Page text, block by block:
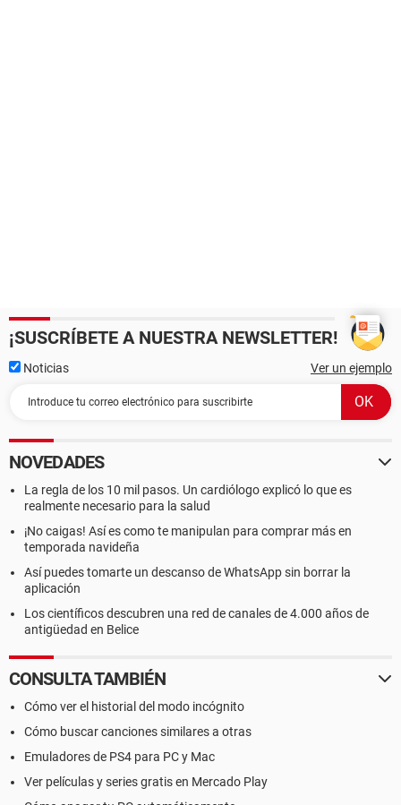
¡SUSCRÍBETE A NUESTRA NEWSLETTER!
Noticias Ver un ejemplo
NOVEDADES
La regla de los 10 mil pasos. Un cardiólogo explicó lo que es
realmente necesario para la salud
¡No caigas! Así es como te manipulan para comprar más en
temporada navideña
Así puedes tomarte un descanso de WhatsApp sin borrar la
aplicación
Los científicos descubren una red de canales de 4.000 años de
antigüedad en Belice
CONSULTA TAMBIÉN
Cómo ver el historial del modo incógnito
Cómo buscar canciones similares a otras
Emuladores de PS4 para PC y Mac
Ver películas y series gratis en Mercado Play